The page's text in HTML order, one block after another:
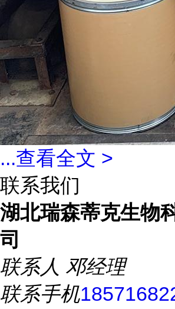
...查看全文 >
联系我们
湖北瑞森蒂克生物
司
联系人 邓经理
联系手机